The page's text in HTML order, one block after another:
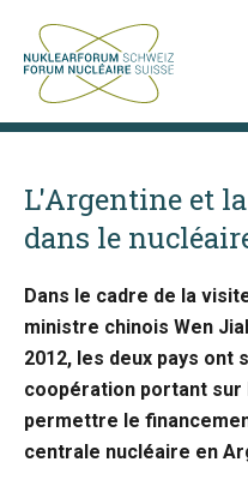
L'Argentine et
dans le
Dans le cadre de la
ministre chinois Wen
2012, les deux pays ont
coopération portant
permettre le
centrale nucléaire en